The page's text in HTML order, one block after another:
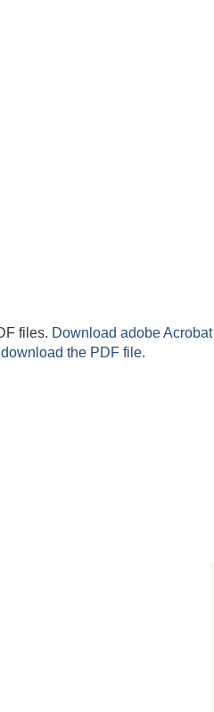
files. Download adobe Acrobat
the PDF file.